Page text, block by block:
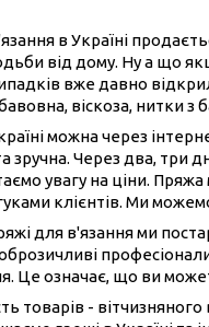
в Україні
від дому. Ну а що
вже давно
віскоза, нитки з
можна через
Через два, три
увагу на ціни.
клієнтів. Ми
для в'язання ми
Це означає, що ви
товарів -